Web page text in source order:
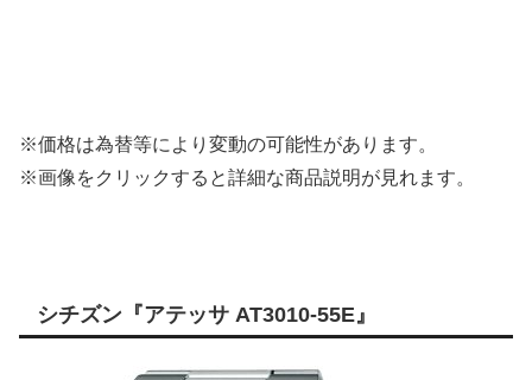
※価格は為替等により変動の可能性があります。
※画像をクリックすると詳細な商品説明が見れます。
シチズン『アテッサ AT3010-55E』